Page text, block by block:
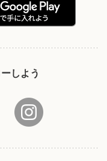
しよう